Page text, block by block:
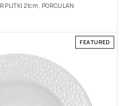
PLITKI 21cm , PORCULAN
FEATURED